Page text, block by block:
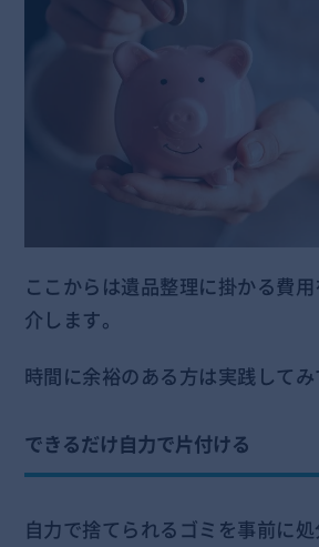
ここからは遺品整理に掛かる費
介します。
時間に余裕のある方は実践してみ
できるだけ自力で片付ける
自力で捨てられるゴミを事前に